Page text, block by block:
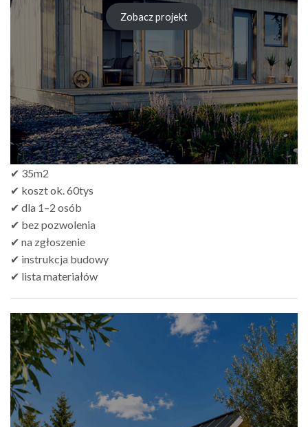
zł249.00
zł499.00
Zobacz projekt
✔ 35m2
✔ koszt ok. 60tys
✔ dla 1–2 osób
✔ bez pozwolenia
✔ na zgłoszenie
✔ instrukcja budowy
✔ lista materiałów